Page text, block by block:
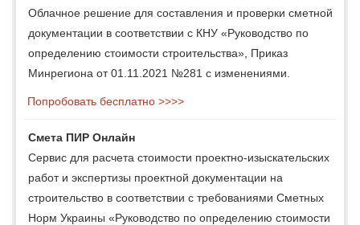
Облачное решение для составления и проверки сметной
документации в соответствии с КНУ «Руководство по
определению стоимости строительства», Приказ
Минрегиона от 01.11.2021 №281 с изменениями.
Попробовать бесплатно >>>>
Смета ПИР Онлайн
Сервис для расчета стоимости проектно-изыскательских
работ и экспертизы проектной документации на
строительство в соответствии с требованиями Сметных
Норм Украины «Руководство по определению стоимости